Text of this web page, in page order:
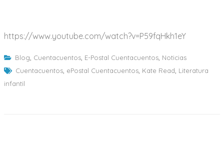
https://www.youtube.com/watch?v=P59fqHkh1eY
Blog Cuentacuentos, E-Postal Cuentacuentos, Noticias
Cuentacuentos, ePostal Cuentacuentos, Kate Read Literatura
infantil